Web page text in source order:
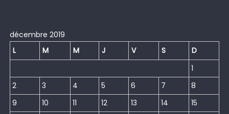
décembre 2019
L
M M J V S
D
1
2
3 4 5 6 7
8
9
10 11 12 13 14
15